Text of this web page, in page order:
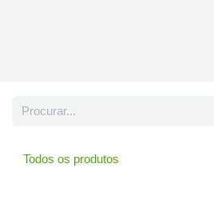
Todos os produtos